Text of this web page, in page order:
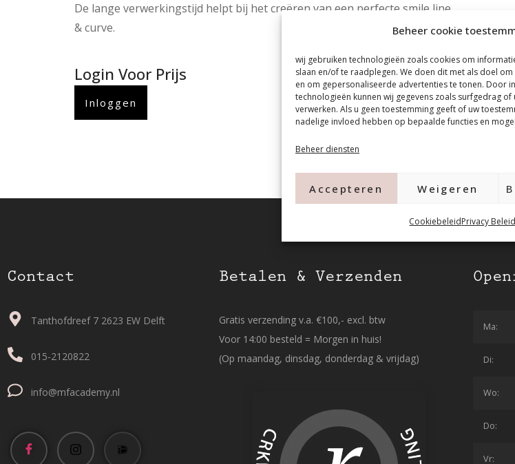
Beheer cookie
wij gebruiken technologieën zoals cookies om
slaan en/of te raadplegen. We doen dit met als doel
en om gepersonaliseerde advertenties te tonen. Door
technologieën kunnen wij gegevens zoals surfgedrag of
verwerken. Als u geen toestemming geeft of uw
nadelige invloed hebben op bepaalde functies en
Beheer diensten
Accepteren Weigeren
CookiebeleidPrivacy Beleid
De lange verwerkingstijd helpt bij het creëren van een perfecte smile line
& curve.
Login Voor Prijs
Inloggen
Contact
Tanthofdreef 7 2623 EW Delft
015-2120822
info@mfacademy.nl
Betalen & Verzenden
Gratis verzending v.a. €100,- excl. btw
Voor 14:00 besteld = Morgen in huis!
(Op maandag, dinsdag, donderdag & vrijdag)
Ma:
Di:
Wo:
Do:
Vr: